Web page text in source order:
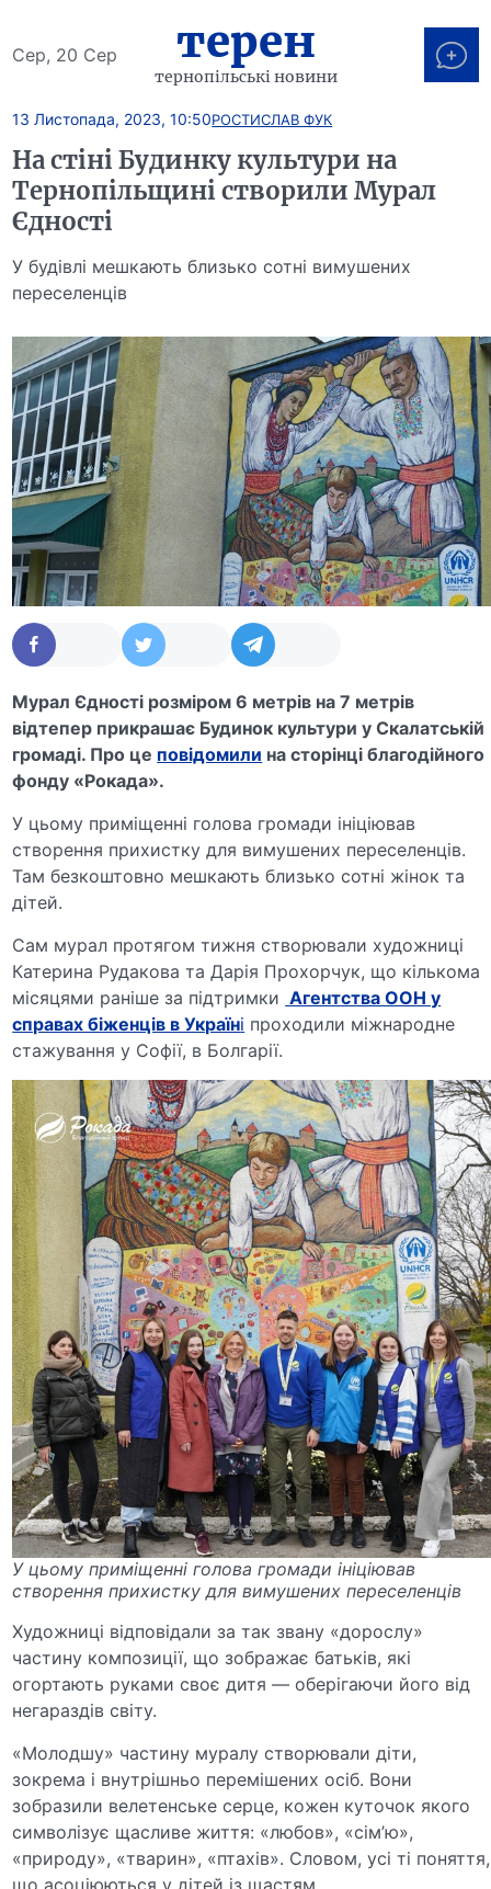
Сер, 20 Сер терен
тернопільські новини
13 Листопада, 2023, 10:50РОСТИСЛАВ ФУК
На стіні Будинку культури на
Тернопільщині створили Мурал
Єдності
У будівлі мешкають близько сотні вимушених
переселенців
Мурал Єдності розміром 6 метрів на 7 метрів
відтепер прикрашає Будинок культури у Скалатській
громаді. Про це повідомили на сторінці благодійного
фонду «Рокада».
У цьому приміщенні голова громади ініціював
створення прихистку для вимушених переселенців.
Там безкоштовно мешкають близько сотні жінок та
дітей.
Сам мурал протягом тижня створювали художниці
Катерина Рудакова та Дарія Прохорчук, що кількома
місяцями раніше за підтримки Aгентства ООН у
справах біженців в Україні проходили міжнародне
стажування у Софії, в Болгарії.
У цьому приміщенні голова громади ініціював
створення прихистку для вимушених переселенців
Художниці відповідали за так звану «дорослу»
частину композиції, що зображає батьків, які
огортають руками своє дитя — оберігаючи його від
негараздів світу.
«Молодшу» частину муралу створювали діти,
зокрема і внутрішньо перемішених осіб. Вони
зобразили велетенське серце, кожен куточок якого
символізує щасливе життя: «любов», «сім’ю»,
«природу», «тварин», «птахів». Словом, усі ті поняття,